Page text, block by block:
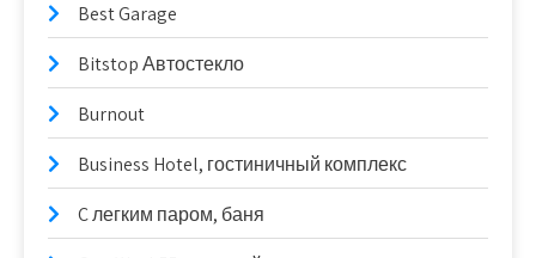
Best Garage
Bitstop Автостекло
Burnout
Business Hotel, гостиничный комплекс
C легким паром, баня